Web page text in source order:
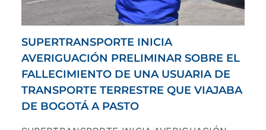
SUPERTRANSPORTE INICIA
AVERIGUACIÓN PRELIMINAR SOBRE EL
FALLECIMIENTO DE UNA USUARIA DE
TRANSPORTE TERRESTRE QUE VIAJABA
DE BOGOTÁ A PASTO